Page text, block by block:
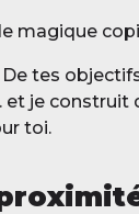
magique
tes
et je construit
toi.